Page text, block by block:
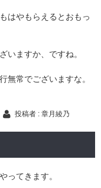
はやもらえるとおもっ
いますか、ですね。
無常でございますな。
投稿者 : 章月綾乃
ってきます。